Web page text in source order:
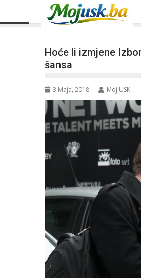
Hoće li izmjene
šansa
3 Maja, 2018 Moj USK